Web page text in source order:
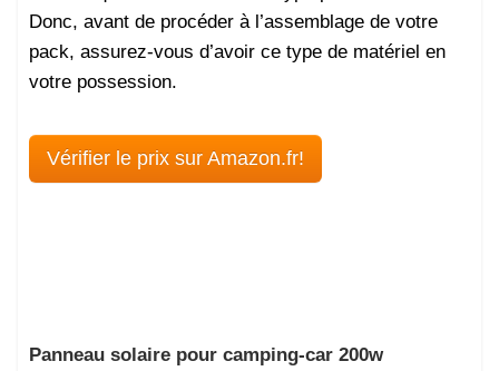
Donc, avant de procéder à l’assemblage de votre
pack, assurez-vous d’avoir ce type de matériel en
votre possession.
Vérifier le prix sur Amazon.fr!
Panneau solaire pour camping-car 200w